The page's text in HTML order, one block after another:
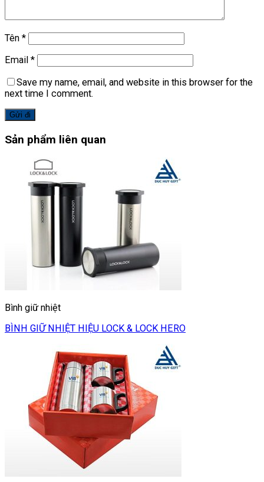
Tên *
Email *
Save my name, email, and website in this browser for the
next time I comment.
Sản phẩm liên quan
Bình giữ nhiệt
BÌNH GIỮ NHIỆT HIỆU LOCK & LOCK HERO